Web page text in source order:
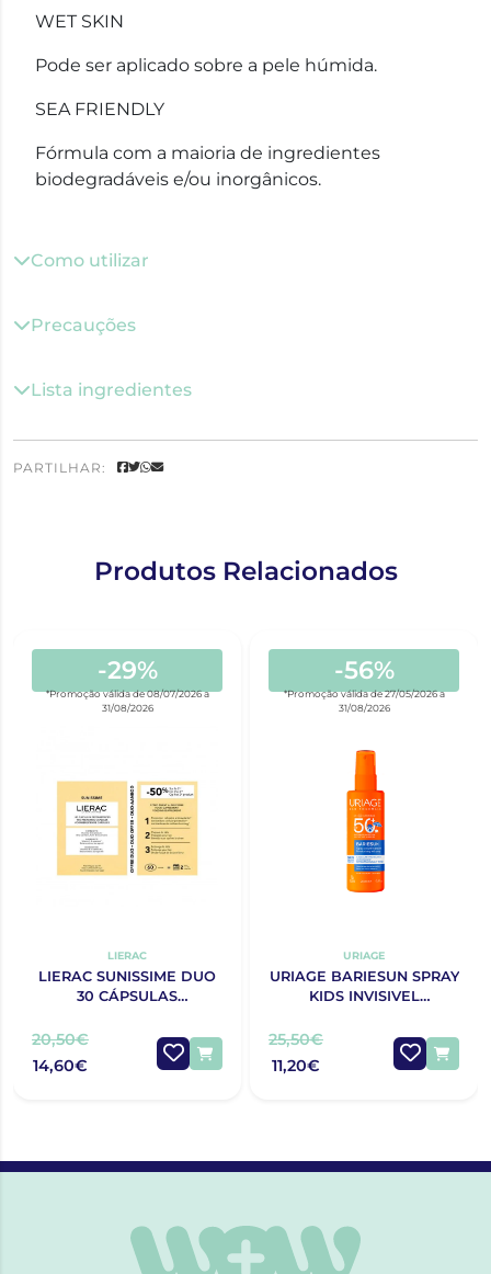
WET SKIN
Pode ser aplicado sobre a pele húmida.
SEA FRIENDLY
Fórmula com a maioria de ingredientes
biodegradáveis e/ou inorgânicos.
Como utilizar
Precauções
Lista ingredientes
PARTILHAR:
Produtos Relacionados
-29%
*Promoção válida de 08/07/2026 a
31/08/2026
LIERAC
LIERAC SUNISSIME DUO
30 CÁPSULAS
DESCONTO DE 50% NA 2ª
EMBALAGEM
20,50€
14,60€
-56%
*Promoção válida de 27/05/2026 a
31/08/2026
URIAGE
URIAGE BARIESUN SPRAY
KIDS INVISIVEL
25,50€
11,20€